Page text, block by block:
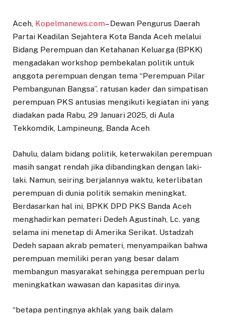
Aceh, Kopelmanews.com– Dewan Pengurus Daerah
Partai Keadilan Sejahtera Kota Banda Aceh melalui
Bidang Perempuan dan Ketahanan Keluarga (BPKK)
mengadakan workshop pembekalan politik untuk
anggota perempuan dengan tema “Perempuan Pilar
Pembangunan Bangsa”. ratusan kader dan simpatisan
perempuan PKS antusias mengikuti kegiatan ini yang
diadakan pada Rabu, 29 Januari 2025, di Aula
Tekkomdik, Lampineung, Banda Aceh
Dahulu, dalam bidang politik, keterwakilan perempuan
masih sangat rendah jika dibandingkan dengan laki-
laki. Namun, seiring berjalannya waktu, keterlibatan
perempuan di dunia politik semakin meningkat.
Berdasarkan hal ini, BPKK DPD PKS Banda Aceh
menghadirkan pemateri Dedeh Agustinah, Lc. yang
selama ini menetap di Amerika Serikat. Ustadzah
Dedeh sapaan akrab pemateri, menyampaikan bahwa
perempuan memiliki peran yang besar dalam
membangun masyarakat sehingga perempuan perlu
meningkatkan wawasan dan kapasitas dirinya.
“betapa pentingnya akhlak yang baik dalam